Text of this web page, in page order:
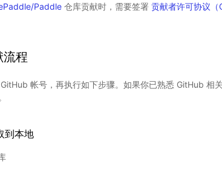
Paddle 仓库贡献时，需要签署 贡献者许可协议
流程
帐号，再执行如下步骤。如果你已熟悉 GitHub 相
到本地